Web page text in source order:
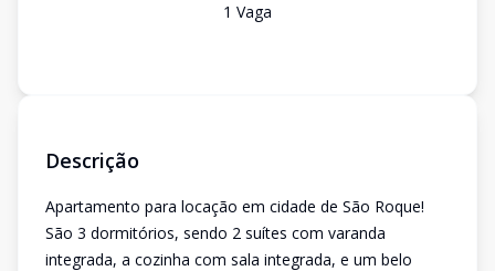
1 Vaga
Descrição
Apartamento para locação em cidade de São Roque!
São 3 dormitórios, sendo 2 suítes com varanda
integrada, a cozinha com sala integrada, e um belo